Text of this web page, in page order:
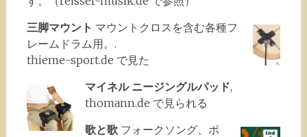
三脚マウント マウントクロスを含む各種フ
レームドラム用。.
thieme-sport.de で見た
マイネル ニージングルパッド,
thomann.de で見られる
歌と歌フォークソング、ポ